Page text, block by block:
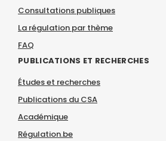
Consultations publiques
La régulation par thème
FAQ
PUBLICATIONS ET RECHERCHES
Études et recherches
Publications du CSA
Académique
Régulation.be